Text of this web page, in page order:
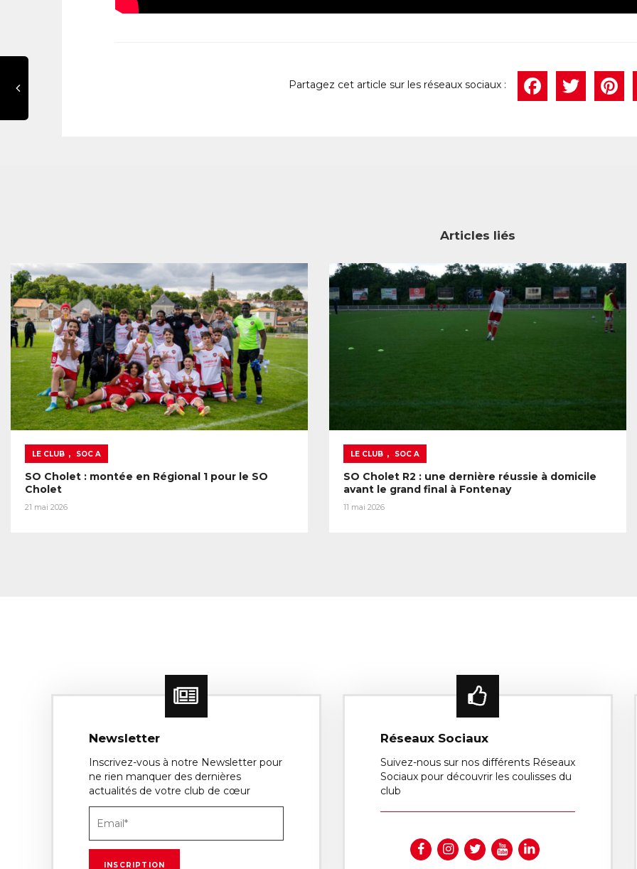
Articles liés
LE CLUB , SOC A
SO Cholet : montée en Régional 1 pour le SO
Cholet
21 mai 2026
LE CLUB , SOC A
SO Cholet R2 : une dernière réussie à domicile
avant le grand final à Fontenay
11 mai 2026
Newsletter
Inscrivez-vous à notre Newsletter pour
ne rien manquer des dernières
actualités de votre club de cœur
Réseaux Sociaux
Suivez-nous sur nos différents Réseaux
Sociaux pour découvrir les coulisses du
club